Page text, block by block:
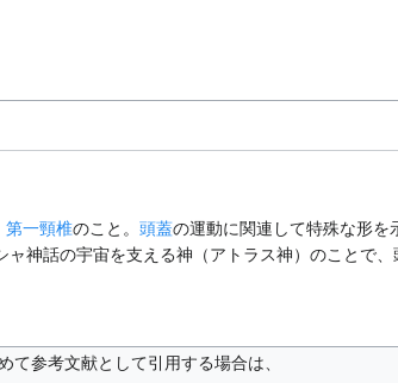
第一頸椎のこと。 頭蓋の運動に関連して特殊な形を
ャ神話の宇宙を支える神（アトラス神）のことで、
て参考文献として引用する場合は、